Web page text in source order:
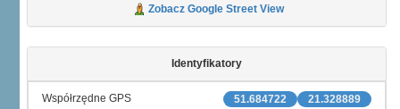
Zobacz Google Street View
Identyfikatory
21.328889
51.684722
Współrzędne GPS